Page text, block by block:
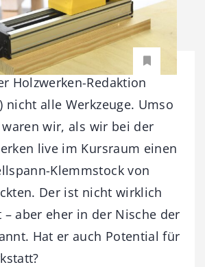
Holzwerken-Redaktion
nicht alle Werkzeuge. Umso
wir, als wir bei der
live im Kursraum einen
Klemmstock von
Der ist nicht wirklich
– aber eher in der Nische der
Hat er auch Potential für